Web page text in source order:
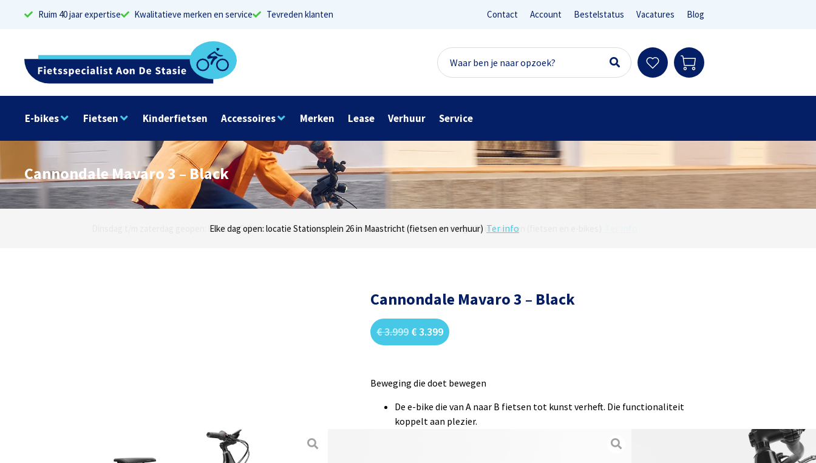
Ruim 40 jaar expertise Kwalitatieve merken en service Tevreden klanten Contact Account Bestelstatus Vacatures Blog
E-bikes Fietsen Kinderfietsen Accessoires Merken Lease Verhuur Service
Cannondale Mavaro 3 – Black
Dinsdag t/m zaterdag geopen: locaties Sphinxlunet 1 in Maastricht (e-bikes) en Maaseikersteenweg 183 in Lanaken (fietsen en e-bikes)
Elke dag open: locatie Stationsplein 26 in Maastricht (fietsen en verhuur) Ter info
Onze missie? Tevreden klanten! Lees reviews
Cannondale Mavaro 3 – Black
€3.999 €3.399
Beweging die doet bewegen
De e-bike die van A naar B fietsen tot kunst verheft. Die functionaliteit
koppelt aan plezier.
Comfort aan mogelijkheden. En snelheid aan stijl. Van A naar B, of naar
welke plek dan ook – dit is de beste manier om je te verplaatsen.